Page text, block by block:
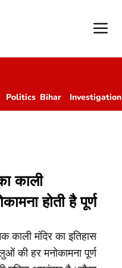
Politics Bihar Investigation
काली
होती है पूर्ण
काली मंदिर का इतिहास
की हर मनोकामना पूर्ण